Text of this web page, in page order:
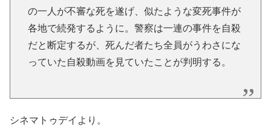
の一人が不審な死を遂げ、似たような変死事件が
各地で続発するように。警察は一連の事件を自殺
だと断定するが、死んだ者たち全員がうわさにな
っていた自殺動画を見ていたことが判明する。
シネマトゥデイより。